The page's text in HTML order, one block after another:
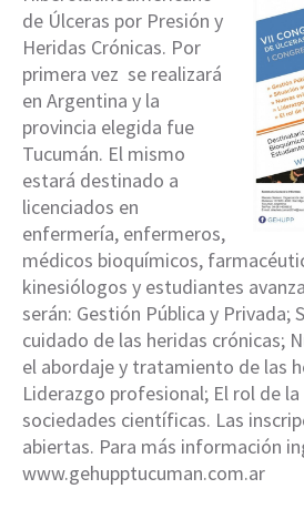
de Úlceras por Presión y
Heridas Crónicas. Por
primera vez se realizará
en Argentina y la
provincia elegida fue
Tucumán. El mismo
estará destinado a
licenciados en
enfermería, enfermeros,
médicos bioquímicos,
kinesiólogos y estudiantes
serán: Gestión Pública y Privada;
cuidado de las heridas crónicas;
el abordaje y tratamiento de las
Liderazgo profesional; El rol de
sociedades científicas. Las
abiertas. Para más información
www.gehupptucuman.com.ar